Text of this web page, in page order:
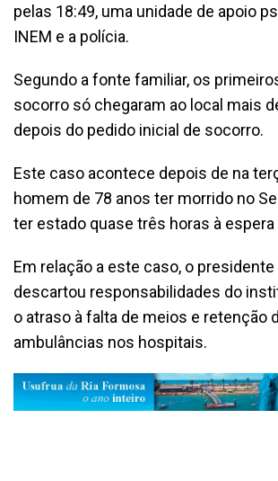
pelas 18:49, uma unidade de apoio
INEM e a polícia.
Segundo a fonte familiar, os
socorro só chegaram ao local mais
depois do pedido inicial de socorro.
Este caso acontece depois de na
homem de 78 anos ter morrido no
ter estado quase três horas à
Em relação a este caso, o presidente
descartou responsabilidades do
o atraso à falta de meios e retenção
ambulâncias nos hospitais.